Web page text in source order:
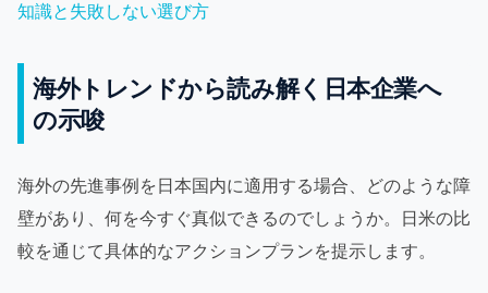
知識と失敗しない選び方
海外トレンドから読み解く日本企業へ
の示唆
海外の先進事例を日本国内に適用する場合、どのような障
壁があり、何を今すぐ真似できるのでしょうか。日米の比
較を通じて具体的なアクションプランを提示します。